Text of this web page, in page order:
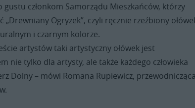
gustu członkom Samorządu Mieszkańców, którzy
Ogryzek”, czyli ręcznie rzeźbiony
i czarnym kolorze.
artystów taki artystyczny ołówek jest
nie tylko dla artysty, ale także każdego człowieka
Dolny – mówi Romana Rupiewicz, przewodnicząca